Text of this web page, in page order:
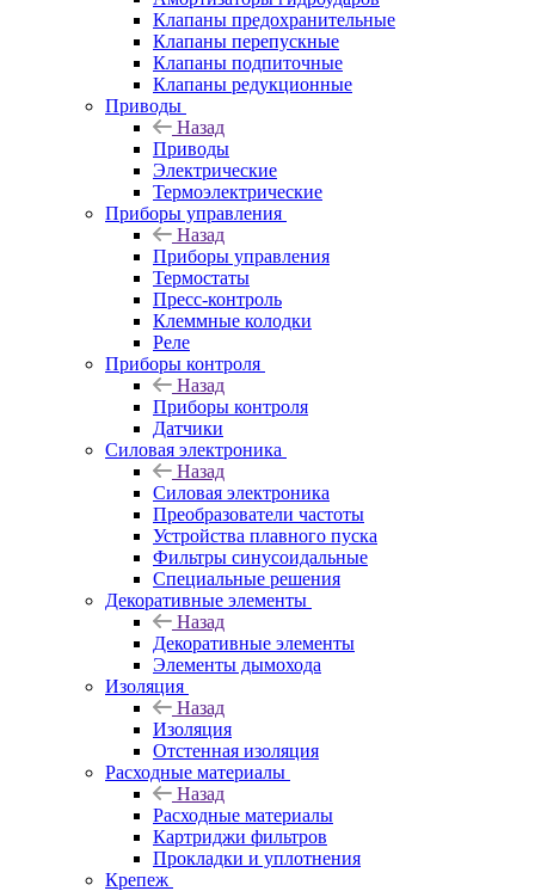
Клапаны предохранительные
Клапаны перепускные
Клапаны подпиточные
Клапаны редукционные
Приводы
Назад
Приводы
Электрические
Термоэлектрические
Приборы управления
Назад
Приборы управления
Термостаты
Пресс-контроль
Клеммные колодки
Реле
Приборы контроля
Назад
Приборы контроля
Датчики
Силовая электроника
Назад
Силовая электроника
Преобразователи частоты
Устройства плавного пуска
Фильтры синусоидальные
Специальные решения
Декоративные элементы
Назад
Декоративные элементы
Элементы дымохода
Изоляция
Назад
Изоляция
Отстенная изоляция
Расходные материалы
Назад
Расходные материалы
Картриджи фильтров
Прокладки и уплотнения
Крепеж